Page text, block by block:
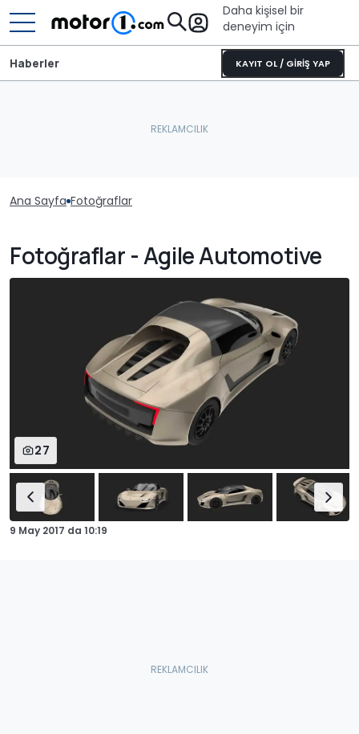
Daha kişisel bir
deneyim için
KAYIT OL / GİRİŞ YAP
Haberler
Ana Sayfa Fotoğraflar
Fotoğraflar - Agile Automotive
27
9 May 2017 da 10:19